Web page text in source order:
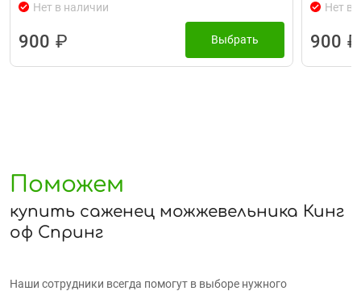
Нет в наличии
900 ₽ Выбрать
Нет в
900 ₽
Поможем
купить саженец можжевельника Кинг
оф Спринг
Наши сотрудники всегда помогут в выборе нужного